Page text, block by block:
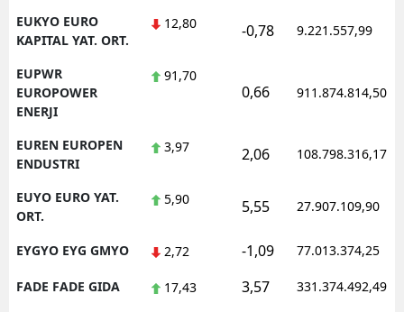
EUKYO EURO
KAPITAL YAT. ORT.
12,80 -0,78 9.221.557,99
EUPWR
EUROPOWER
ENERJI
91,70
0,66 911.874.814,50
EUREN EUROPEN
ENDUSTRI
3,97 2,06 108.798.316,17
EUYO EURO YAT.
ORT.
5,90 5,55 27.907.109,90
EYGYO EYG GMYO 2,72 -1,09 77.013.374,25
FADE FADE GIDA 17,43 3,57 331.374.492,49